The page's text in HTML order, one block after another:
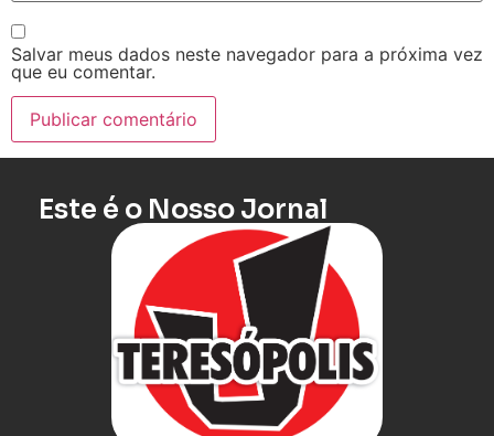
Salvar meus dados neste navegador para a próxima vez
que eu comentar.
Este é o Nosso Jornal